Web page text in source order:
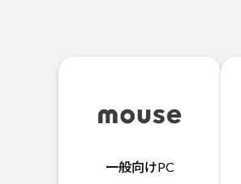
一般向けPC